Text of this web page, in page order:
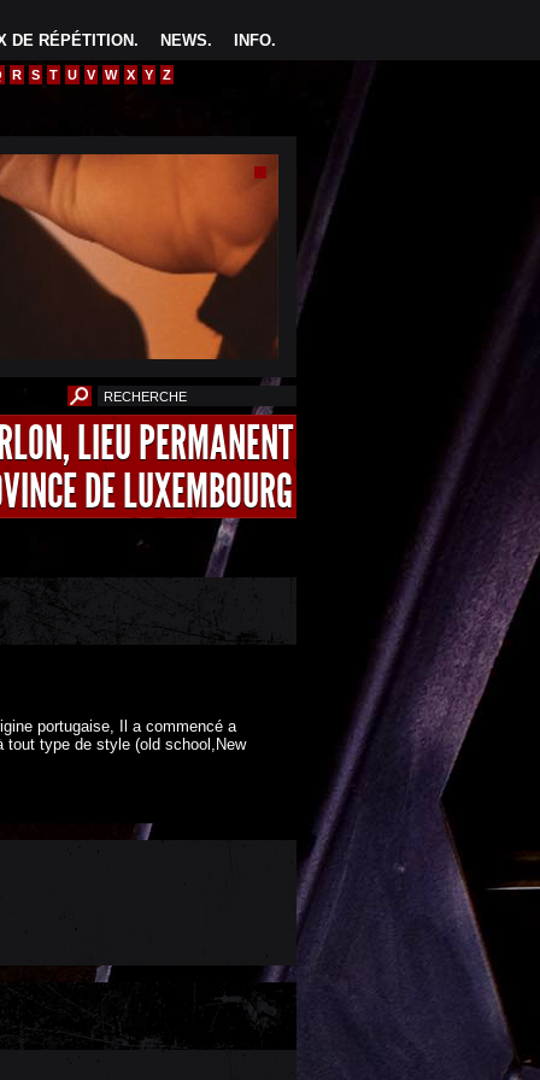
INFO.
NEWS.
DE RÉPÉTITION.
R S T U V W X Y Z
LIEU PERMANENT
DE LUXEMBOURG
portugaise, Il a commencé a
tout type de style (old school,New